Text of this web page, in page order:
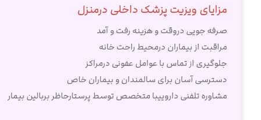
مزایای ویزیت پزشک داخلی درمنزل
صرفه جویی دروقت و هزینه رفت و آمد
مراقبت از بیماران درمحیط راحت خانه
جلوگیری از تماس با عوامل عفونی درمراکز
دسترسی آسان برای سالمندان و بیماران خاص
مشاوره تلفنی داروییبا متخصص توسط پرستارحاظر بربالین بیمار